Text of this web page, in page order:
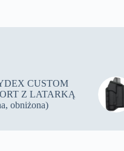
CUSTOM
Z LATARKĄ
obniżona)